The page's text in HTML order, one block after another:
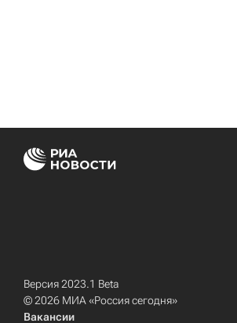
Версия 2023.1 Beta
© 2026 МИА «Россия сегодня»
Вакансии